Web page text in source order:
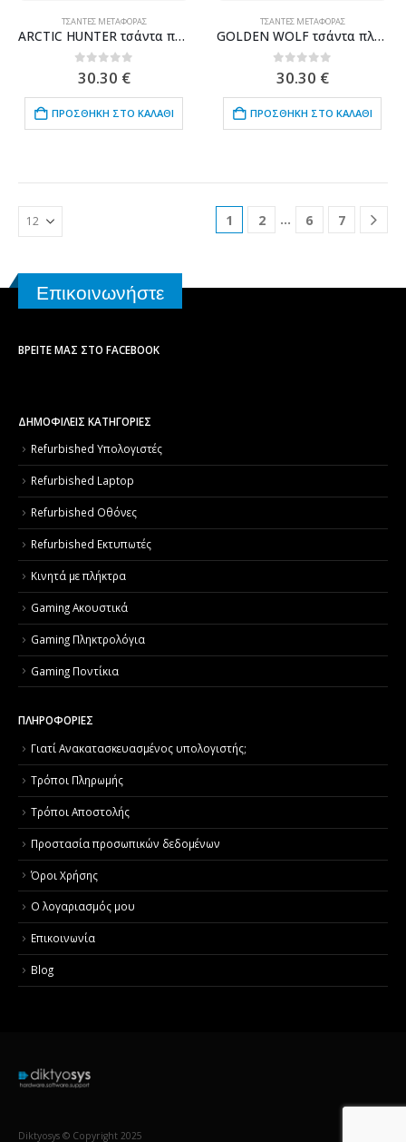
ΤΣΆΝΤΕΣ ΜΕΤΑΦΟΡΆΣ
ARCTIC HUNTER τσάντα πλάτης B00574 με θήκη laptop 15.6", 10L, γκρι
0out of 5
30.30 €
ΠΡΟΣΘΉΚΗ ΣΤΟ ΚΑΛΆΘΙ
ΤΣΆΝΤΕΣ ΜΕΤΑΦΟΡΆΣ
GOLDEN WOLF τσάντα πλάτης GB00375 με θήκη laptop 15.6", 19L, USB, μαύρη
0out of 5
30.30 €
ΠΡΟΣΘΉΚΗ ΣΤΟ ΚΑΛΆΘΙ
1 2 … 6 7
Επικοινωνήστε
ΒΡΕΊΤΕ ΜΑΣ ΣΤΟ FACEBOOK
ΔΗΜΟΦΙΛΕΙΣ ΚΑΤΗΓΟΡΙΕΣ
Refurbished Υπολογιστές
Refurbished Laptop
Refurbished Οθόνες
Refurbished Εκτυπωτές
Κινητά με πλήκτρα
Gaming Ακουστικά
Gaming Πληκτρολόγια
Gaming Ποντίκια
ΠΛΗΡΟΦΟΡΙΕΣ
Γιατί Aνακατασκευασμένος υπολογιστής;
Τρόποι Πληρωμής
Τρόποι Αποστολής
Προστασία προσωπικών δεδομένων
Όροι Χρήσης
Ο λογαριασμός μου
Επικοινωνία
Blog
Diktyosys © Copyright 2025